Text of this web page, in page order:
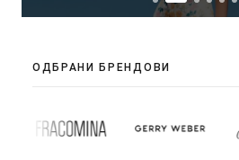
ОДБРАНИ БРЕНДОВИ